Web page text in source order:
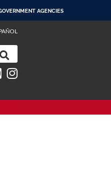
AGENCIES